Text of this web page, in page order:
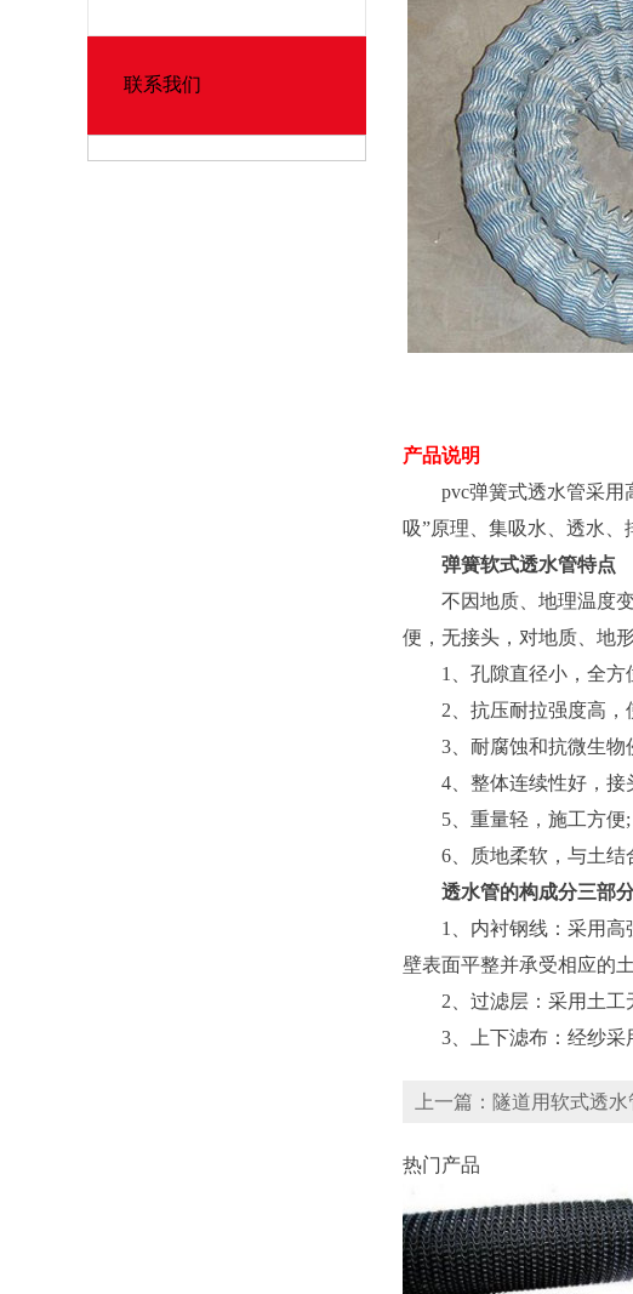
联系我们
产品说明
pvc弹簧式透水管采用高
吸”原理、集吸水、透水、
弹簧软式透水管特点
不因地质、地理温度变
便，无接头，对地质、地
1、孔隙直径小，全方
2、抗压耐拉强度高，
3、耐腐蚀和抗微生物
4、整体连续性好，接
5、重量轻，施工方便;
6、质地柔软，与土结
透水管的构成分三部分
1、内衬钢线：采用高强
壁表面平整并承受相应的土
2、过滤层：采用土工无
3、上下滤布：经纱采用
上一篇：隧道用软式透水
热门产品